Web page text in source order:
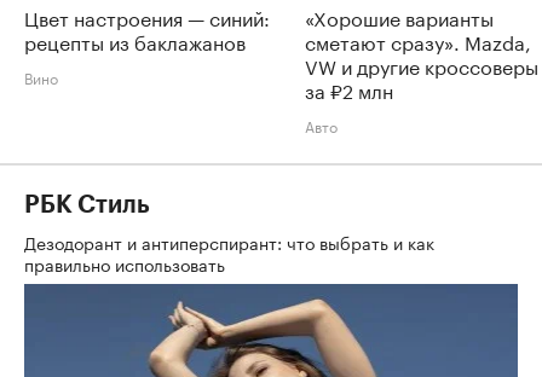
Цвет настроения — синий:
рецепты из баклажанов
Вино
«Хорошие варианты
сметают сразу». Mazda,
VW и другие кроссоверы
за ₽2 млн
Авто
РБК Стиль
Дезодорант и антиперспирант: что выбрать и как
правильно использовать